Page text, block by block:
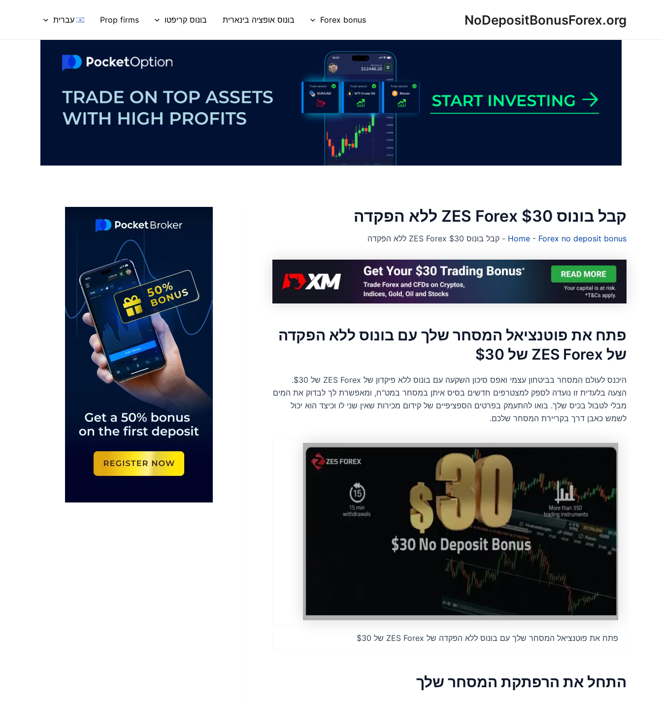
NoDepositBonusForex.org
Forex bonus בונוס אופציה בינארית בונוס קריפטו Prop firms עברית
קבל בונוס ZES Forex $30 ללא הפקדה
Home - Forex no deposit bonus
- קבל בונוס ZES Forex $30 ללא הפקדה
פתח את פוטנציאל המסחר שלך עם בונוס ללא הפקדה
של ZES Forex של $30
היכנס לעולם המסחר בביטחון עצמי ואפס סיכון השקעה עם בונוס ללא פיקדון של ZES Forex של $30.
הצעה בלעדית זו נועדה לספק למצטרפים חדשים בסיס איתן במסחר במט"ח, ומאפשרת לך לבדוק את המים
מבלי לטבול בכיס שלך. בואו להתעמק בפרטים הספציפיים של קידום מכירות שאין שני לו וכיצד הוא יכול
לשמש כאבן דרך בקריירת המסחר שלכם.
פתח את פוטנציאל המסחר שלך עם בונוס ללא הפקדה של ZES Forex של $30
התחל את הרפתקת המסחר שלך